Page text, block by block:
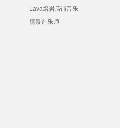
Lava熔岩店铺音乐
情景造乐师